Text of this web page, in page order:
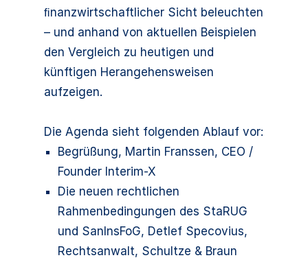
ﬁnanzwirtschaftlicher Sicht beleuchten
– und anhand von aktuellen Beispielen
den Vergleich zu heutigen und
künftigen Herangehensweisen
aufzeigen.
Die Agenda sieht folgenden Ablauf vor:
Begrüßung, Martin Franssen, CEO /
Founder Interim-X
Die neuen rechtlichen
Rahmenbedingungen des StaRUG
und SanInsFoG, Detlef Specovius,
Rechtsanwalt, Schultze & Braun